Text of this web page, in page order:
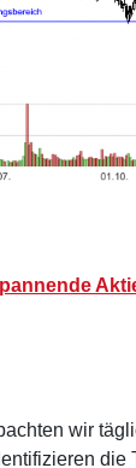
wir
die